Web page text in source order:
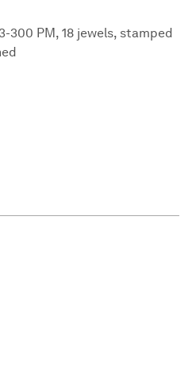
300 PM, 18 jewels, stamped